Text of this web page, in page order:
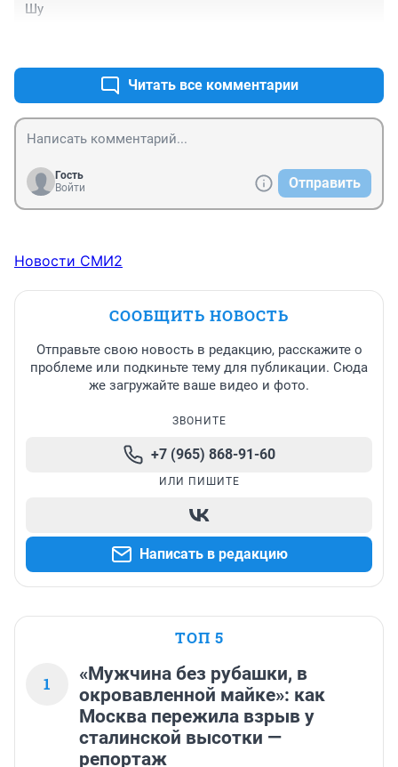
Шу
Читать все комментарии
Гость
Войти
Отправить
Новости СМИ2
СООБЩИТЬ НОВОСТЬ
Отправьте свою новость в редакцию, расскажите о
проблеме или подкиньте тему для публикации. Сюда
же загружайте ваше видео и фото.
ЗВОНИТЕ
+7 (965) 868-91-60
ИЛИ ПИШИТЕ
Написать в редакцию
ТОП 5
1
«Мужчина без рубашки, в
окровавленной майке»: как
Москва пережила взрыв у
сталинской высотки —
репортаж